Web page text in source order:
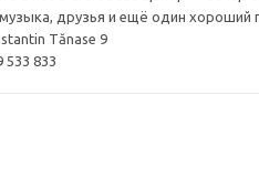
друзья и ещё один хороший
Tănase 9
533 833